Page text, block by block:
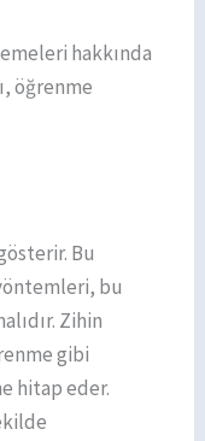
hakkında
öğrenme
Bu
bu
Zihin
gibi
hitap eder.